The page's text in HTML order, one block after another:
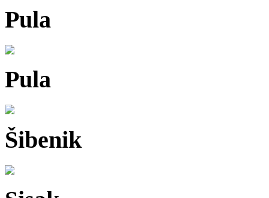
Pula
Pula
Šibenik